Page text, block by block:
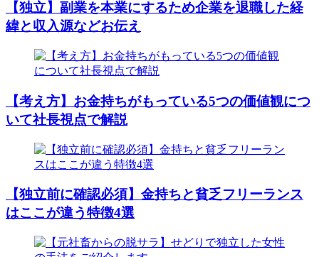
【独立】副業を本業にするため企業を退職した経
緯と収入源などお伝え
【考え方】お金持ちがもっている5つの価値観につ
いて社長視点で解説
【独立前に確認必須】金持ちと貧乏フリーランス
はここが違う特徴4選